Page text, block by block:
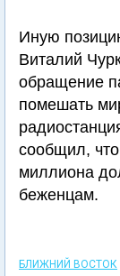
Иную
Виталий
обращение
помешать
сообщил,
миллиона
беженцам.
БЛИЖНИЙ ВОСТОК